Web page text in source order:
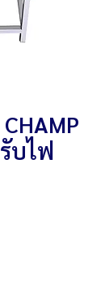
บไฟ